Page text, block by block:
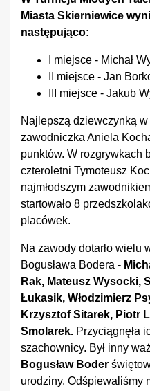
Miasta Skierniewice
następująco:
I miejsce - Michał
II miejsce - Jan
III miejsce - Jakub
Najlepszą dziewczynką w
zawodniczka Aniela
punktów. W rozgrywkach
czteroletni Tymoteusz
najmłodszym
startowało 8
placówek.
Na zawody dotarło wielu
Bogusława Bodera -
Rak, Mateusz Wysocki,
Łukasik, Włodzimierz
Krzysztof Sitarek, Piotr
Smolarek. Przyciągnęła
szachownicy. Był inny
Bogusław Boder
urodziny. Odśpiewaliśmy